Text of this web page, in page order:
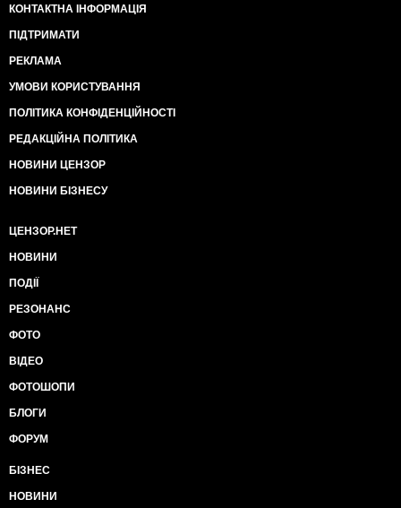
КОНТАКТНА ІНФОРМАЦІЯ
ПІДТРИМАТИ
РЕКЛАМА
УМОВИ КОРИСТУВАННЯ
ПОЛІТИКА КОНФІДЕНЦІЙНОСТІ
РЕДАКЦІЙНА ПОЛІТИКА
НОВИНИ ЦЕНЗОР
НОВИНИ БІЗНЕСУ
ЦЕНЗОР.НЕТ
НОВИНИ
ПОДІЇ
РЕЗОНАНС
ФОТО
ВІДЕО
ФОТОШОПИ
БЛОГИ
ФОРУМ
БІЗНЕС
НОВИНИ